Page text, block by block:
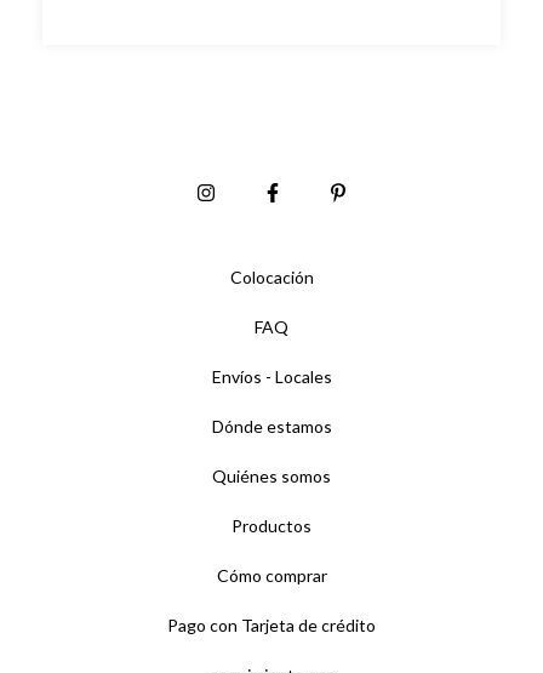
Colocación
FAQ
Envíos - Locales
Dónde estamos
Quiénes somos
Productos
Cómo comprar
Pago con Tarjeta de crédito